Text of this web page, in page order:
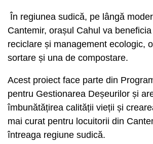
În regiunea sudică, pe lângă
Cantemir, orașul Cahul va
reciclare și management ecologic,
sortare și una de compostare.
Acest proiect face parte din
pentru Gestionarea Deșeurilor și
îmbunătățirea calității vieții și
mai curat pentru locuitorii din
întreaga regiune sudică.